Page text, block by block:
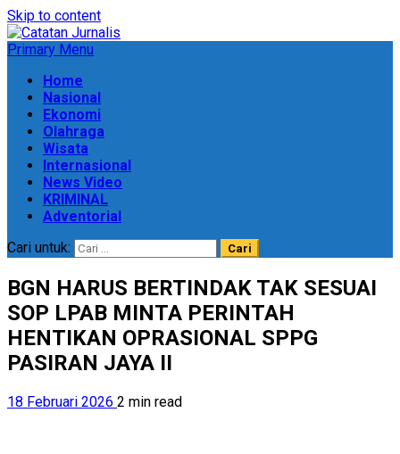
Skip to content
Primary Menu
Home
Nasional
Ekonomi
Olahraga
Wisata
Internasional
News Video
KRIMINAL
Adventorial
Cari untuk:
BGN HARUS BERTINDAK TAK SESUAI
SOP LPAB MINTA PERINTAH
HENTIKAN OPRASIONAL SPPG
PASIRAN JAYA II
18 Februari 2026 2 min read